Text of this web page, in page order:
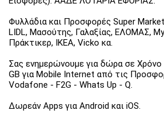
Φυλλάδια και Προσφορές Super
LIDL, Μασούτης, Γαλαξίας, ΕΛΟΜΑΣ,
Πράκτικερ, ΙΚΕΑ, Vicko κα.
Σας ενημερώνουμε για δώρα σε Χρόνο
GB για Mobile Internet από τις
Vodafone - F2G - Whats Up - Q.
Δωρεάν Apps για Android και iOS.